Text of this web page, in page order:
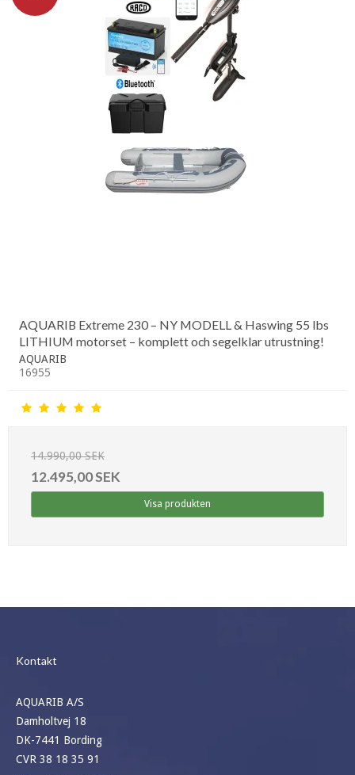
AQUARIB Extreme 230 – NY MODELL & Haswing 55 lbs
LITHIUM motorset – komplett och segelklar utrustning!
AQUARIB
16955
14.990,00 SEK
12.495,00 SEK
Visa produkten
Kontakt
AQUARIB A/S
Damholtvej 18
DK-7441 Bording
CVR 38 18 35 91